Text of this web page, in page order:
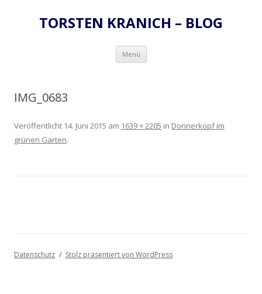
TORSTEN KRANICH – BLOG
Menü Zum
springen
IMG_0683
Veröffentlicht 14. Juni 2015 am 1639 × 2205 in Donnerkopf im
grünen Garten.
Datenschutz Stolz präsentiert von WordPress